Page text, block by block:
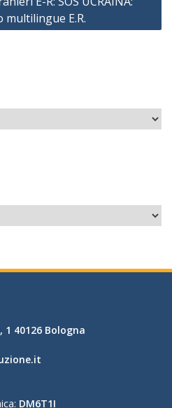
E.R.
1 40126 Bologna
DM6T1I